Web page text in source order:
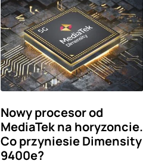
Nowy procesor od
MediaTek na horyzoncie.
Co przyniesie Dimensity
9400e?